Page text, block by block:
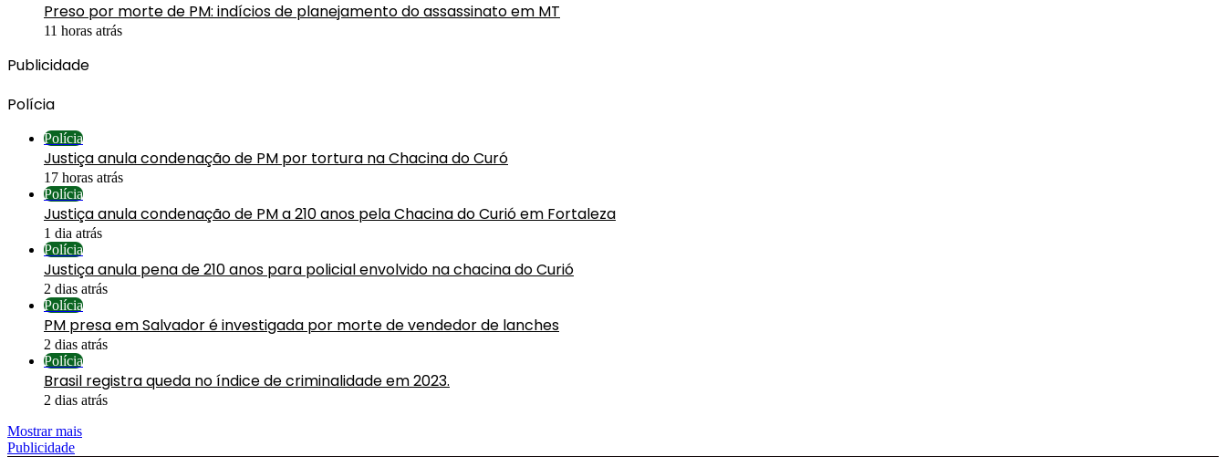
Preso por morte de PM: indícios de planejamento do assassinato em MT
11 horas atrás
Publicidade
Polícia
Polícia
Justiça anula condenação de PM por tortura na Chacina do Curó
17 horas atrás
Polícia
Justiça anula condenação de PM a 210 anos pela Chacina do Curió em Fortaleza
1 dia atrás
Polícia
Justiça anula pena de 210 anos para policial envolvido na chacina do Curió
2 dias atrás
Polícia
PM presa em Salvador é investigada por morte de vendedor de lanches
2 dias atrás
Polícia
Brasil registra queda no índice de criminalidade em 2023.
2 dias atrás
Mostrar mais
Publicidade